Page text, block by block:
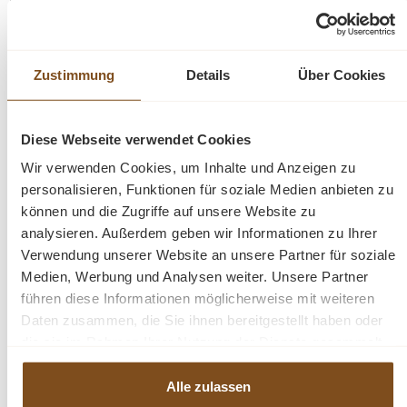
Zustimmung Details Über Cookies
Diese Webseite verwendet Cookies
Wir verwenden Cookies, um Inhalte und Anzeigen zu
personalisieren, Funktionen für soziale Medien anbieten zu
können und die Zugriffe auf unsere Website zu
analysieren. Außerdem geben wir Informationen zu Ihrer
Verwendung unserer Website an unsere Partner für soziale
Medien, Werbung und Analysen weiter. Unsere Partner
führen diese Informationen möglicherweise mit weiteren
Daten zusammen, die Sie ihnen bereitgestellt haben oder
haben.
Alle zulassen
besteht. Dieser Beistelltisch enthält eine untere Ablage,
die sehr praktisch ist, um Dinge darauf zu stellen. Durch
in jedes industrielle Interieur.
Möbeln aus unserer Pandora-Kollektion.
Pandoraist eine moderne und zeitgenössische
Möbelserie, die aus gebürstetem und recyceltem
Teakholz kombiniert mit Metall hergestellt wird. Die
gradlinigen grifflosen Möbel stehen auf hohen, massiven
Metallbeinen.